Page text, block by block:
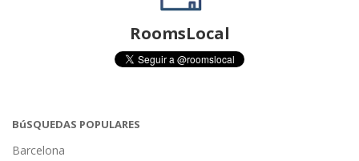
RoomsLocal
BúSQUEDAS POPULARES
Barcelona